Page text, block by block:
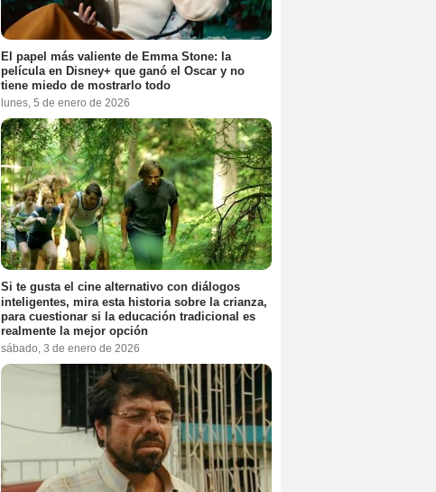
El papel más valiente de Emma Stone: la
película en Disney+ que ganó el Oscar y no
tiene miedo de mostrarlo todo
lunes, 5 de enero de 2026
Si te gusta el cine alternativo con diálogos
inteligentes, mira esta historia sobre la crianza,
para cuestionar si la educación tradicional es
realmente la mejor opción
sábado, 3 de enero de 2026